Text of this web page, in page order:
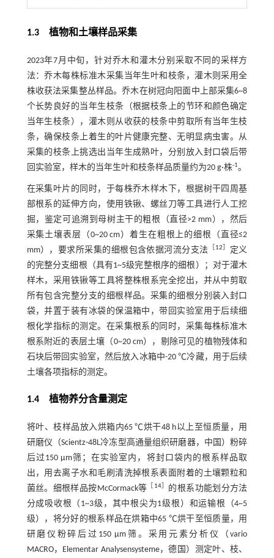
1.3植物和土壤样品采集
2023年7月中旬，针对乔木和灌木分别采取不同的采样方
法：乔木每株标准木采集当年生叶和枝条，灌木则采用全
株收获法采集整丛样品。乔木在树冠向阳面中上部采集6~8
个长势良好的当年生枝条（根据枝条上的节环和颜色确定
当年生枝条），灌木则从收获的枝条中剪取所有当年生枝
条，确保枝条上着生的叶片健康完整、无明显病虫害。从
采集的枝条上挑选出当年生成熟叶，分别放入封口袋后带
回实验室，样木的当年生叶和枝条样品质量约为20 g·株-1。
在采集叶片的同时，于每株乔木样木下，根据树干四周基
部根系的延伸方向，使用铁锹、螺丝刀等工具进行人工挖
掘，鉴定可追溯到母树主干的粗根（直径>2 mm），然后
采集土壤表层（0~20 cm）着生在粗根上的细根（直径≤2
mm），要求所采集的细根包含依据河流分支法
12
定义
的完整分支细根（具有1~5级完整根序的细根）；对于灌木
样木，采用铁锹等工具将整株根系完全挖出，并从中剪取
所有包含完整分支的细根样品。采集的细根分别装入封口
袋，并置于装有冰袋的保温箱中，带回实验室用于后续细
根化学指标的测定。在采集根系的同时，采集每株标准木
根系附近的表层土壤（0~20 cm），剔除可见的植物残体和
石块后带回实验室，然后放入冰箱中-20 ℃冷藏，用于后续
土壤各项指标的测定。
1.4植物养分含量测定
将叶、枝样品放入烘箱内65 ℃烘干48 h以上至恒质量，用
研磨仪（Scientz-48L冷冻型高通量组织研磨器，中国）粉碎
后过150 μm筛；在实验室内，将封口袋内的根系样品取
出，用去离子水和毛刷清洗掉根系表面附着的土壤颗粒和
菌丝。细根样品按McCormack等
14］
的根系功能划分方法
分成吸收根（1~3级，其中根尖为1级根）和运输根（4~5
级），将分好的根系样品在烘箱中65 ℃烘干至恒质量，用
研磨仪粉碎后过150 μm筛。采用元素分析仪（vario
MACRO，Elementar Analysensysteme，德国）测定叶、枝、